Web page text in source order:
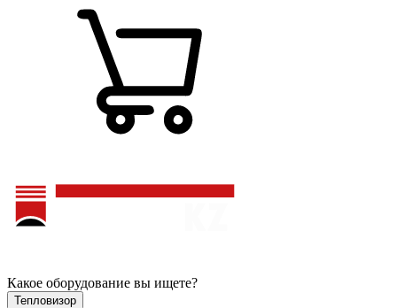
Какое оборудование вы ищете?
Тепловизор